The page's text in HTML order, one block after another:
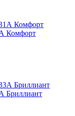
Комфорт
Бриллиант